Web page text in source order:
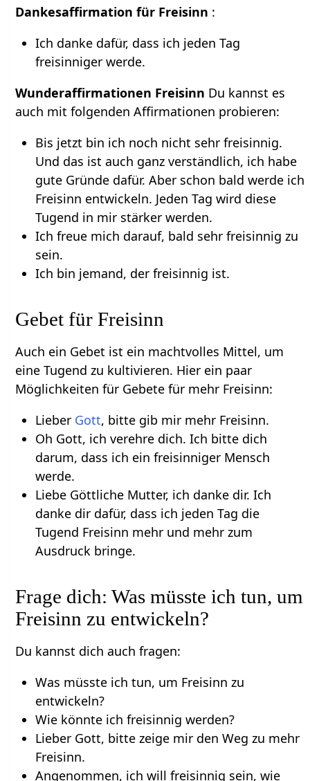
Dankesaffirmation für Freisinn :
Ich danke dafür, dass ich jeden Tag
freisinniger werde.
Wunderaffirmationen Freisinn Du kannst es
auch mit folgenden Affirmationen probieren:
Bis jetzt bin ich noch nicht sehr freisinnig.
Und das ist auch ganz verständlich, ich habe
gute Gründe dafür. Aber schon bald werde ich
Freisinn entwickeln. Jeden Tag wird diese
Tugend in mir stärker werden.
Ich freue mich darauf, bald sehr freisinnig zu
sein.
Ich bin jemand, der freisinnig ist.
Gebet für Freisinn
Auch ein Gebet ist ein machtvolles Mittel, um
eine Tugend zu kultivieren. Hier ein paar
Möglichkeiten für Gebete für mehr Freisinn:
Lieber Gott, bitte gib mir mehr Freisinn.
Oh Gott, ich verehre dich. Ich bitte dich
darum, dass ich ein freisinniger Mensch
werde.
Liebe Göttliche Mutter, ich danke dir. Ich
danke dir dafür, dass ich jeden Tag die
Tugend Freisinn mehr und mehr zum
Ausdruck bringe.
Frage dich: Was müsste ich tun, um
Freisinn zu entwickeln?
Du kannst dich auch fragen:
Was müsste ich tun, um Freisinn zu
entwickeln?
Wie könnte ich freisinnig werden?
Lieber Gott, bitte zeige mir den Weg zu mehr
Freisinn.
Angenommen, ich will freisinnig sein, wie